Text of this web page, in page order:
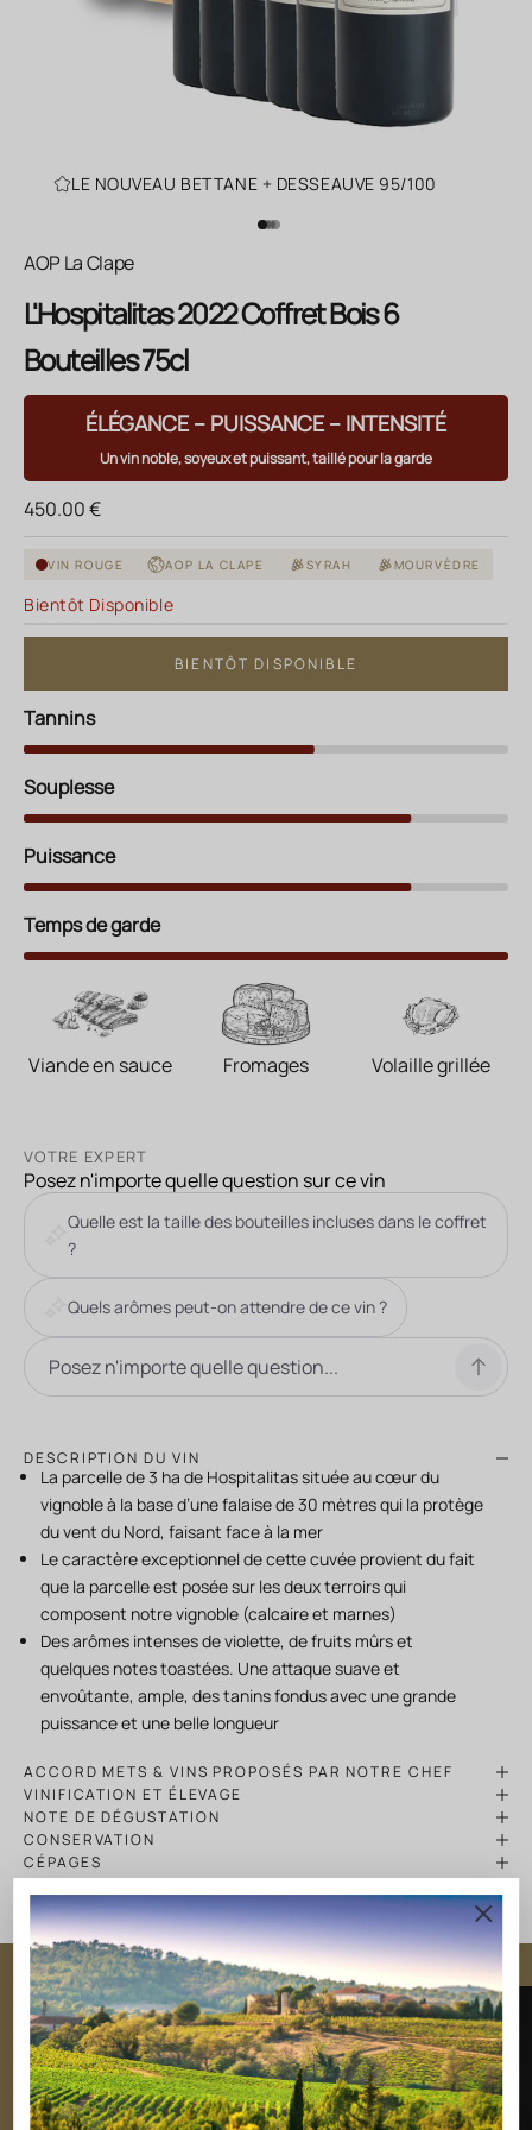
LE NOUVEAU BETTANE + DESSEAUVE 95/100
Aller à l'élément 1
Aller à l'élément 2
Aller à l'élément 3
Aller à l'élément 4
AOP La Clape
L'Hospitalitas 2022 Coffret Bois 6
Bouteilles 75cl
ÉLÉGANCE – PUISSANCE – INTENSITÉ
Un vin noble, soyeux et puissant, taillé pour la garde
Prix de vente
450.00 €
VIN ROUGE AOP LA CLAPE SYRAH MOURVÈDRE
Bientôt Disponible
BIENTÔT DISPONIBLE
Tannins
Souplesse
Puissance
Temps de garde
Viande en sauce Fromages Volaille grillée
VOTRE EXPERT
Posez n'importe quelle question sur ce vin
Quelle est la taille des bouteilles incluses dans le coffret
?
Quels arômes peut-on attendre de ce vin ?
DESCRIPTION DU VIN
La parcelle de 3 ha de Hospitalitas située au cœur du
vignoble à la base d’une falaise de 30 mètres qui la protège
du vent du Nord, faisant face à la mer
Le caractère exceptionnel de cette cuvée provient du fait
que la parcelle est posée sur les deux terroirs qui
composent notre vignoble (calcaire et marnes)
Des arômes intenses de violette, de fruits mûrs et
quelques notes toastées. Une attaque suave et
envoûtante, ample, des tanins fondus avec une grande
puissance et une belle longueur
ACCORD METS & VINS PROPOSÉS PAR NOTRE CHEF
VINIFICATION ET ÉLEVAGE
NOTE DE DÉGUSTATION
CONSERVATION
CÉPAGES
FICHE TECHNIQUE